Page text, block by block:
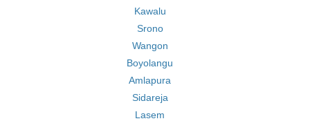
Kawalu
Srono
Wangon
Boyolangu
Amlapura
Sidareja
Lasem